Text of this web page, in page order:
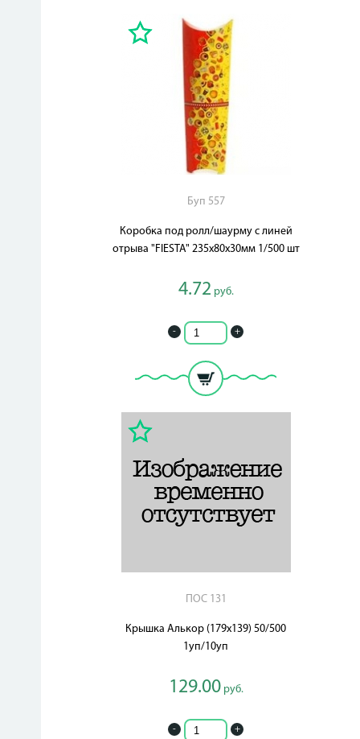
Буп 557
Коробка под ролл/шаурму с линей
отрыва "FIESTA" 235х80х30мм 1/500 шт
4.72 руб.
- +
ПОС 131
Крышка Алькор (179х139) 50/500
1уп/10уп
129.00руб.
- +